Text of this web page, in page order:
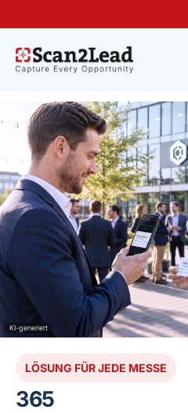
LÖSUNG FÜR JEDE MESSE
365
KI-generiert